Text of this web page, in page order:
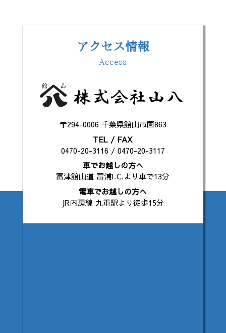
アクセス情報
Access
〒294-0006 千葉県館山市薗863
TEL / FAX
0470-20-3116 / 0470-20-3117
車でお越しの方へ
富津館山道 冨浦I.C.より車で13分
電車でお越しの方へ
JR内房線 九重駅より徒歩15分